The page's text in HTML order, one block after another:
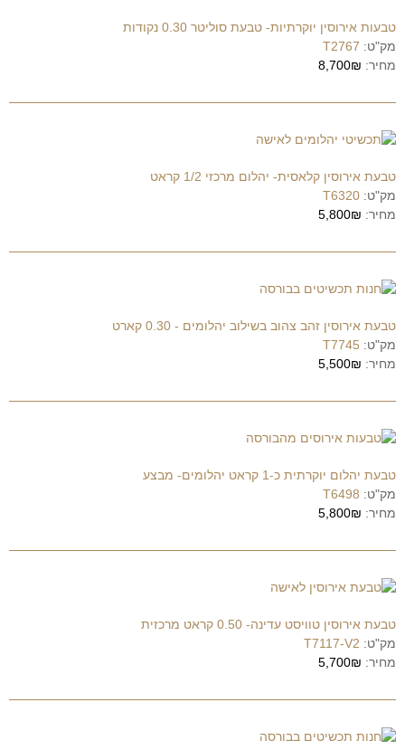
טבעות אירוסין יוקרתיות- טבעת סוליטר 0.30 נקודות
מק"ט: T2767
מחיר: 8,700₪
טבעת אירוסין קלאסית- יהלום מרכזי 1/2 קראט
מק"ט: T6320
מחיר: 5,800₪
טבעת אירוסין זהב צהוב בשילוב יהלומים - 0.30 קארט
מק"ט: T7745
מחיר: 5,500₪
טבעת יהלום יוקרתית כ-1 קראט יהלומים- מבצע
מק"ט: T6498
מחיר: 5,800₪
טבעת אירוסין טוויסט עדינה- 0.50 קראט מרכזית
מק"ט: T7117-V2
מחיר: 5,700₪